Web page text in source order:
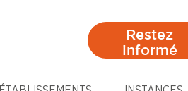
Restez
informé